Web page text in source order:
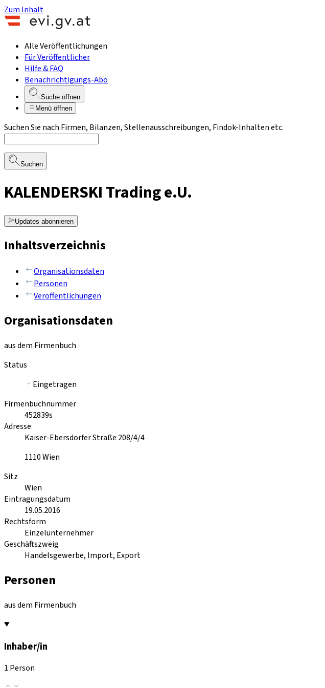
Zum Inhalt
Alle Veröffentlichungen
Für Veröffentlicher
Hilfe & FAQ
Benachrichtigungs-Abo
Suche öffnen
Menü öffnen
Suchen Sie nach Firmen, Bilanzen, Stellenausschreibungen, Findok-Inhalten etc.
Suchen
KALENDERSKI Trading e.U.
Updates abonnieren
Inhaltsverzeichnis
Organisationsdaten
Personen
Veröffentlichungen
Organisationsdaten
aus dem Firmenbuch
Status
Eingetragen
Firmenbuchnummer
452839s
Adresse
Kaiser-Ebersdorfer Straße 208/4/4
1110Wien
Sitz
Wien
Eintragungsdatum
19.05.2016
Rechtsform
Einzelunternehmer
Geschäftszweig
Handelsgewerbe, Import, Export
Personen
aus dem Firmenbuch
Inhaber/in
1 Person